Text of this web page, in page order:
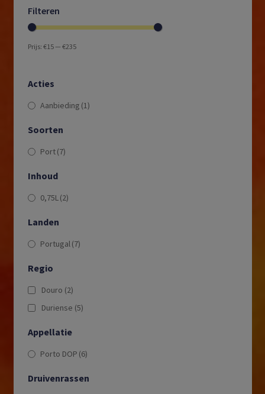
Filteren
Prijs: €15— €235
Acties
Aanbieding (1)
Soorten
Port(7)
Inhoud
0,75L(2)
Landen
Portugal(7)
Regio
Douro (2)
Duriense (5)
Appellatie
Porto DOP (6)
Druivenrassen